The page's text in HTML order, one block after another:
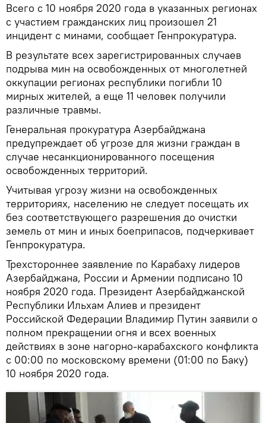
Всего с 10 ноября 2020 года в указанных регионах
с участием гражданских лиц произошел 21
инцидент с минами, сообщает Генпрокуратура.
В результате всех зарегистрированных случаев
подрыва мин на освобожденных от многолетней
оккупации регионах республики погибли 10
мирных жителей, а еще 11 человек получили
различные травмы.
Генеральная прокуратура Азербайджана
предупреждает об угрозе для жизни граждан в
случае несанкционированного посещения
освобожденных территорий.
Учитывая угрозу жизни на освобожденных
территориях, населению не следует посещать их
без соответствующего разрешения до очистки
земель от мин и иных боеприпасов, подчеркивает
Генпрокуратура.
Трехстороннее заявление по Карабаху лидеров
Азербайджана, России и Армении подписано 10
ноября 2020 года. Президент Азербайджанской
Республики Ильхам Алиев и президент
Российской Федерации Владимир Путин заявили о
полном прекращении огня и всех военных
действиях в зоне нагорно-карабахского конфликта
с 00:00 по московскому времени (01:00 по Баку)
10 ноября 2020 года.